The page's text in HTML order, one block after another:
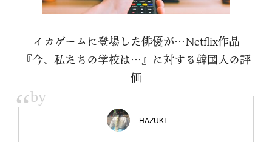
イカゲームに登場した俳優が…Netflix作品
『今、私たちの学校は…』に対する韓国人の評
価
“by
HAZUKI